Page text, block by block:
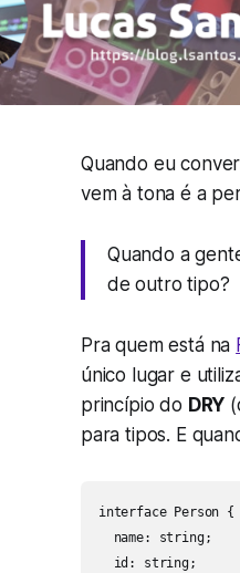
Quando eu
vem à tona é a
Quando a
de outro tipo?
Pra quem está na
único lugar e
princípio do DRY (
para tipos. E
interface Person {
  name: string;
  id: string;